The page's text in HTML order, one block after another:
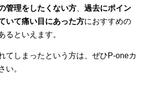
管理をしたくない方
過去にポイン
いて痛い目にあった方におすすめの
るといえます。
てしまったという方は、ぜひP-oneカ
い。